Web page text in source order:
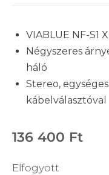
VIABLUE NF-S1
Négyszeres
háló
Stereo,
kábelválasztóval
136 400 Ft
Elfogyott